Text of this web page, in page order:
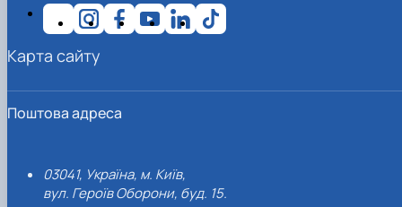
Поштова адреса
03041, Україна, м. Київ,
вул. Героїв Оборони, буд. 15.
Карта сайту